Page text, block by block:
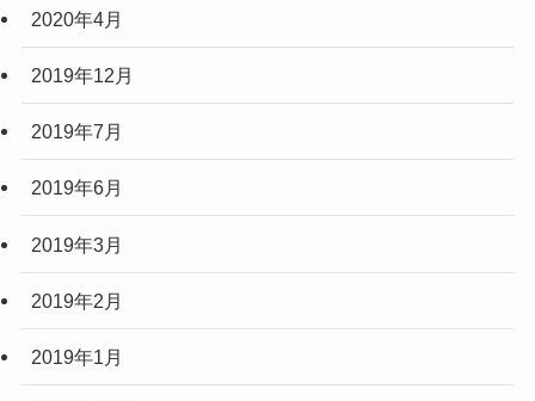
2020年4月
2019年12月
2019年7月
2019年6月
2019年3月
2019年2月
2019年1月